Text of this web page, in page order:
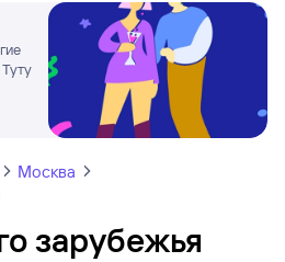
Москва
зарубежья